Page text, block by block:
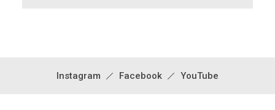
Instagram Facebook YouTube